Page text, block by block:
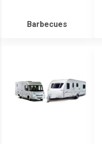
Barbecues